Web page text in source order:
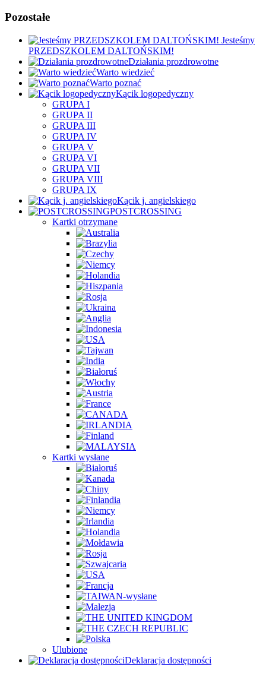
Pozostałe
Jesteśmy
PRZEDSZKOLEM DALTOŃSKIM!
Działania prozdrowotne
Warto wiedzieć
Warto poznać
Kącik logopedyczny
GRUPA I
GRUPA II
GRUPA III
GRUPA IV
GRUPA V
GRUPA VI
GRUPA VII
GRUPA VIII
GRUPA IX
Kącik j. angielskiego
POSTCROSSING
Kartki otrzymane
Kartki wysłane
Ulubione
Deklaracja dostępności